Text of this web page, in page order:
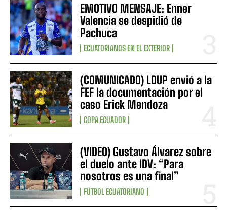
EMOTIVO MENSAJE: Enner
Valencia se despidió de
Pachuca
ECUATORIANOS EN EL EXTERIOR
(COMUNICADO) LDUP envió a la
FEF la documentación por el
caso Erick Mendoza
COPA ECUADOR
(VIDEO) Gustavo Álvarez sobre
el duelo ante IDV: “Para
nosotros es una final”
FÚTBOL ECUATORIANO